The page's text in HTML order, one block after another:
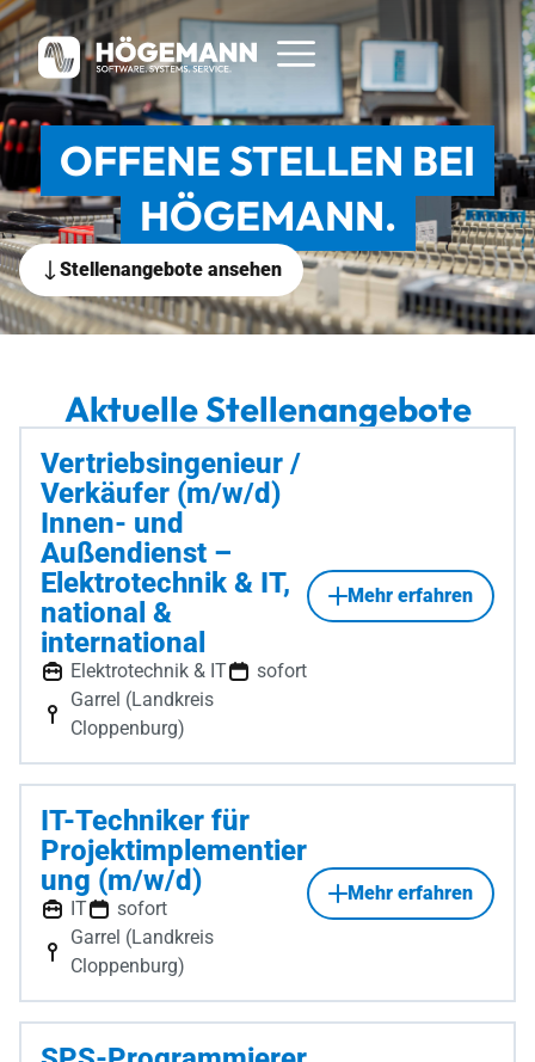
OFFENE STELLEN BEI
HÖGEMANN.
Stellenangebote ansehen
Aktuelle Stellenangebote
Vertriebsingenieur /
Verkäufer (m/w/d)
Innen- und
Außendienst –
Elektrotechnik & IT,
national &
international
Elektrotechnik & IT
sofort
Garrel (Landkreis
Cloppenburg)
Mehr erfahren
IT-Techniker für
Projektimplementier
ung (m/w/d)
IT
sofort
Garrel (Landkreis
Cloppenburg)
Mehr erfahren